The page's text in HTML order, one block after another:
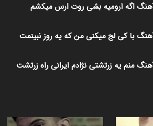
آهنگ اگه ارومیه بشی روت ارس میکشم
با کی لج میکنی من که یه روز نبینمت
منم یه زرتشتی نژادم ایرانی راه زرتشت